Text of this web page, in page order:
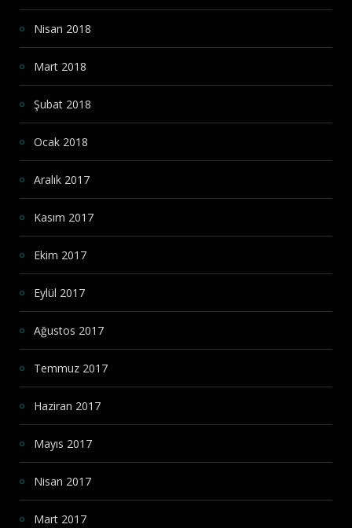
Nisan 2018
Mart 2018
Şubat 2018
Ocak 2018
Aralık 2017
Kasım 2017
Ekim 2017
Eylül 2017
Ağustos 2017
Temmuz 2017
Haziran 2017
Mayıs 2017
Nisan 2017
Mart 2017